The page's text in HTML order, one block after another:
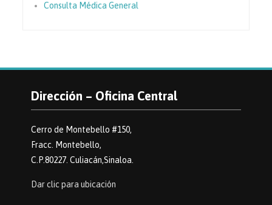
Consulta Médica General
Dirección – Oficina Central
Cerro de Montebello #150,
Fracc. Montebello,
C.P.80227. Culiacán,Sinaloa.
Dar clic para ubicación